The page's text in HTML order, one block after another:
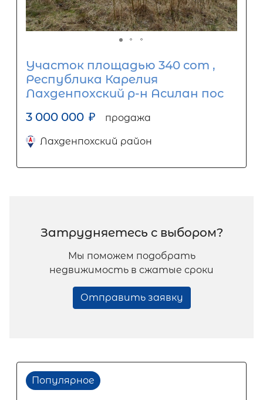
Участок площадью 340 сот ,
Республика Карелия
Лахденпохский р-н Асилан пос
3 000 000 ₽ продажа
Лахденпохский район
Затрудняетесь с выбором?
Мы поможем подобрать
недвижимость в сжатые сроки
Отправить заявку
Популярное